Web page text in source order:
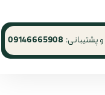
پشتیبانی: 09146665908